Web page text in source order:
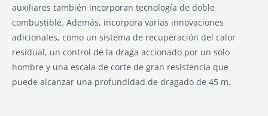
auxiliares también incorporan tecnología de doble
combustible. Además, incorpora varias innovaciones
adicionales, como un sistema de recuperación del calor
residual, un control de la draga accionado por un solo
hombre y una escala de corte de gran resistencia que
puede alcanzar una profundidad de dragado de 45 m.